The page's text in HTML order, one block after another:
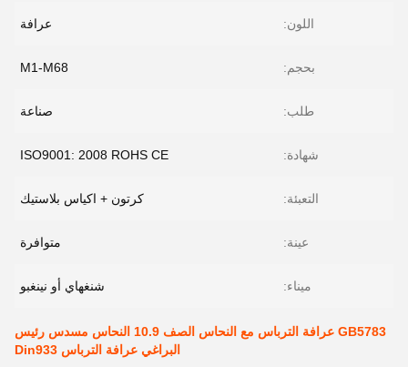
اللون: عرافة
بحجم: M1-M68
طلب: صناعة
شهادة: ISO9001: 2008 ROHS CE
التعبئة: كرتون + اكياس بلاستيك
عينة: متوافرة
ميناء: شنغهاي أو نينغبو
GB5783 عرافة الترباس مع النحاس الصف 10.9 النحاس مسدس رئيس
البراغي عرافة الترباس Din933